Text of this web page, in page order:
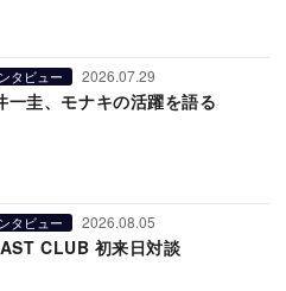
タビュー 2026.07.29
一圭、モナキの活躍を語る
タビュー 2026.08.05
CLUB 初来日対談